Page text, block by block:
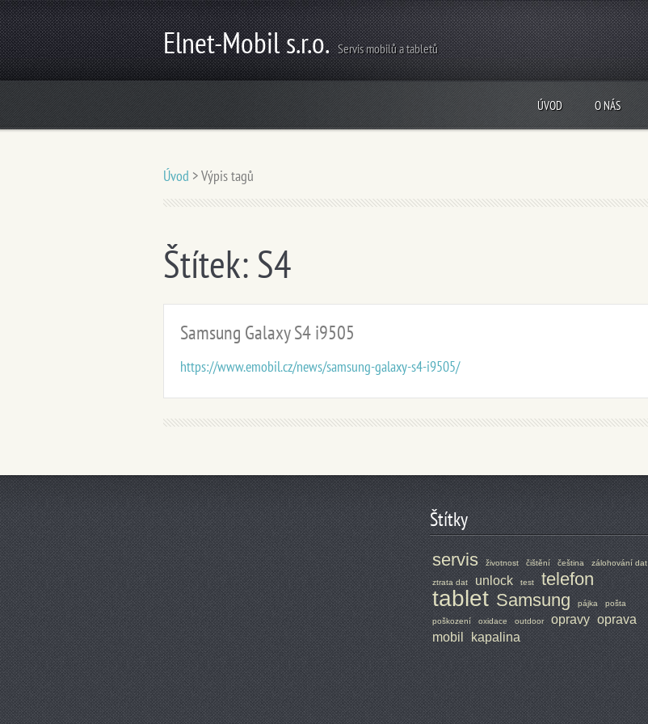
Elnet-Mobil s.r.o. Servis mobilů a tabletů
ÚVOD O NÁS
Úvod >Výpis tagů
Štítek: S4
Samsung Galaxy S4 i9505
https://www.emobil.cz/news/samsung-galaxy-s4-i9505/
Štítky
servis životnost čištění čeština zálohování dat
ztrata dat unlock test telefon
tablet Samsung pájka
pošta
poškození
oxidace outdoor opravy oprava
mobil kapalina